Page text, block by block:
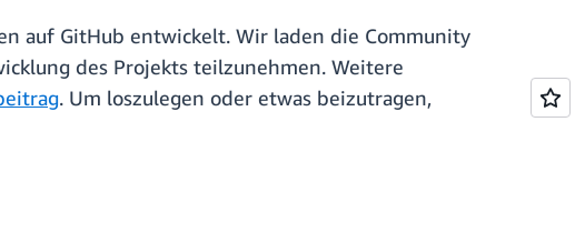
auf GitHub entwickelt. Wir laden die Community
des Projekts teilzunehmen. Weitere
. Um loszulegen oder etwas beizutragen,